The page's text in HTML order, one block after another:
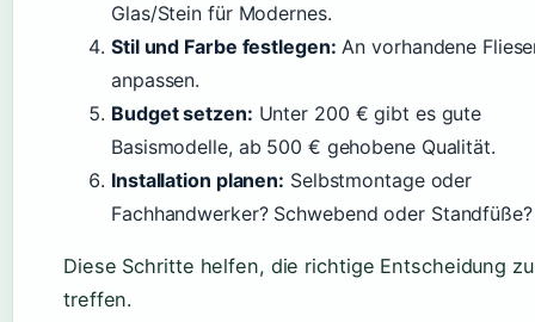
Glas/Stein für Modernes.
Stil und Farbe festlegen: An vorhandene
anpassen.
Budget setzen: Unter 200 € gibt es gute
Basismodelle, ab 500 € gehobene Qualität.
Installation planen: Selbstmontage oder
Fachhandwerker? Schwebend oder Standfüße?
Diese Schritte helfen, die richtige Entscheidung zu
treffen.